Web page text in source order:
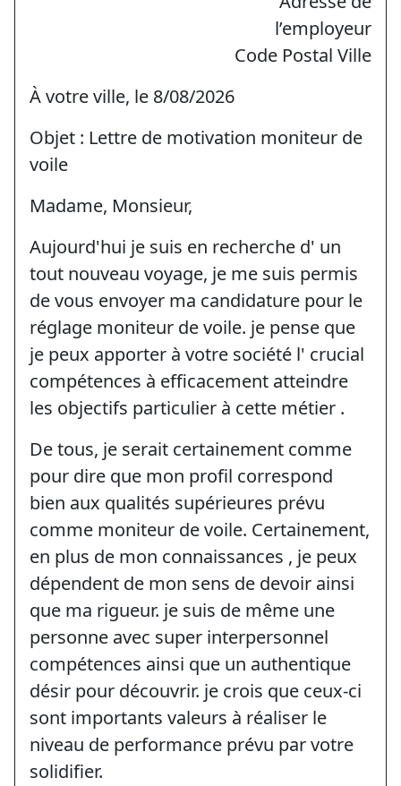
l’employeur
Code Postal Ville
À votre ville, le 8/08/2026
Objet : Lettre de motivation moniteur de
voile
Madame, Monsieur,
Aujourd'hui je suis en recherche d' un
tout nouveau voyage, je me suis permis
de vous envoyer ma candidature pour le
réglage moniteur de voile. je pense que
je peux apporter à votre société l' crucial
compétences à efficacement atteindre
les objectifs particulier à cette métier .
De tous, je serait certainement comme
pour dire que mon profil correspond
bien aux qualités supérieures prévu
comme moniteur de voile. Certainement,
en plus de mon connaissances , je peux
dépendent de mon sens de devoir ainsi
que ma rigueur. je suis de même une
personne avec super interpersonnel
compétences ainsi que un authentique
désir pour découvrir. je crois que ceux-ci
sont importants valeurs à réaliser le
niveau de performance prévu par votre
solidifier.